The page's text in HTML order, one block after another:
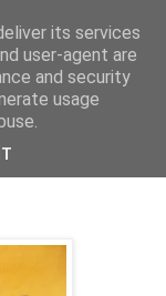
its services
user-agent are
and security
usage